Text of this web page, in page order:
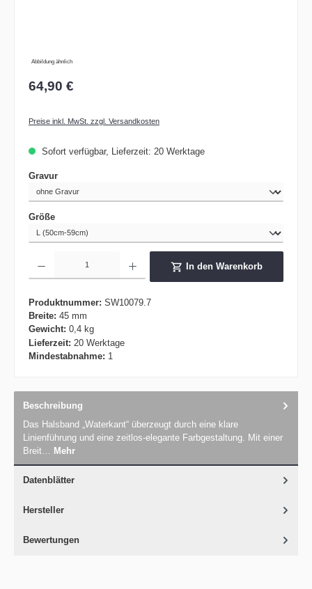
Abbildung ähnlich
64,90 €
Preise inkl. MwSt. zzgl. Versandkosten
Sofort verfügbar, Lieferzeit: 20 Werktage
Gravurauswählen
Größeauswählen
In den Warenkorb
Produktnummer: SW10079.7
Breite: 45 mm
Gewicht: 0,4 kg
Lieferzeit: 20 Werktage
Mindestabnahme: 1
Beschreibung
Das Halsband „Waterkant“ überzeugt durch eine klare
Linienführung und eine zeitlos-elegante Farbgestaltung. Mit einer
Breit… Mehr
Datenblätter
Hersteller
Bewertungen